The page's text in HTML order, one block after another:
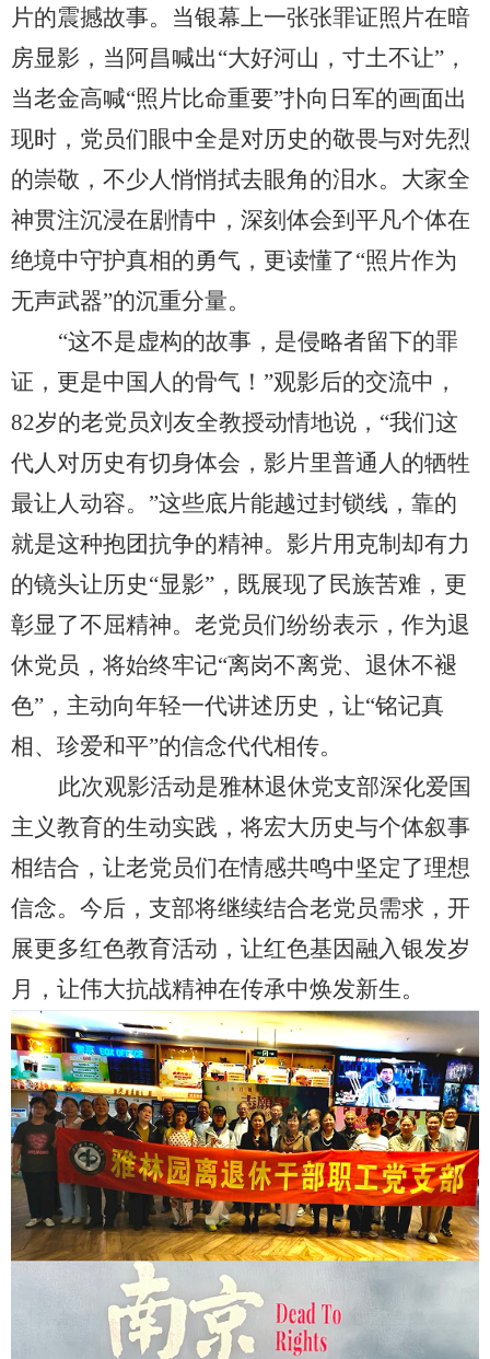
片的震撼故事。当银幕上一张张罪证照片在暗
房显影，当阿昌喊出“大好河山，寸土不让”，
当老金高喊“照片比命重要”扑向日军的画面出
现时，党员们眼中全是对历史的敬畏与对先烈
的崇敬，不少人悄悄拭去眼角的泪水。大家全
神贯注沉浸在剧情中，深刻体会到平凡个体在
绝境中守护真相的勇气，更读懂了“照片作为
无声武器”的沉重分量。
“这不是虚构的故事，是侵略者留下的罪
证，更是中国人的骨气！”观影后的交流中，
82岁的老党员刘友全教授动情地说，“我们这
代人对历史有切身体会，影片里普通人的牺牲
最让人动容。”这些底片能越过封锁线，靠的
就是这种抱团抗争的精神。影片用克制却有力
的镜头让历史“显影”，既展现了民族苦难，更
彰显了不屈精神。老党员们纷纷表示，作为退
休党员，将始终牢记“离岗不离党、退休不褪
色”，主动向年轻一代讲述历史，让“铭记真
相、珍爱和平”的信念代代相传。
此次观影活动是雅林退休党支部深化爱国
主义教育的生动实践，将宏大历史与个体叙事
相结合，让老党员们在情感共鸣中坚定了理想
信念。今后，支部将继续结合老党员需求，开
展更多红色教育活动，让红色基因融入银发岁
月，让伟大抗战精神在传承中焕发新生。